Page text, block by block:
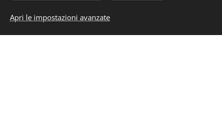
completamente i segnali, non rispettano l'impedenza o
Apri le impostazioni avanzate